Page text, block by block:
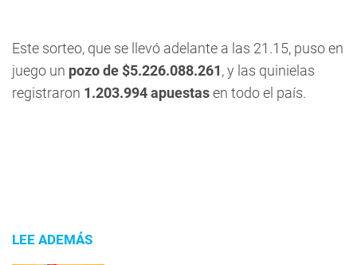
Este sorteo, que se llevó adelante a las 21.15, puso en
juego un pozo de $5.226.088.261, y las quinielas
registraron 1.203.994apuestasen todo el país.
LEE ADEMÁS